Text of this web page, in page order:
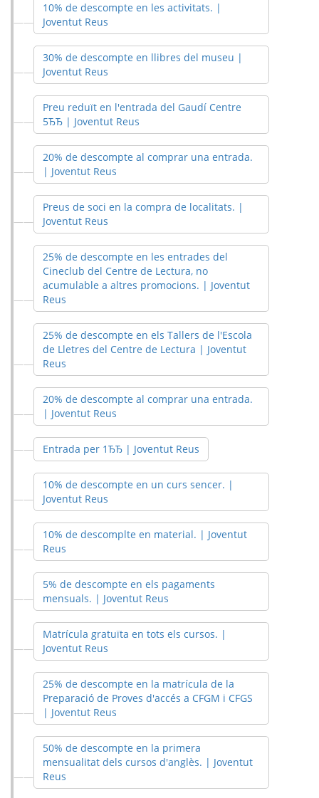
10% de descompte en les activitats. |
Joventut Reus
30% de descompte en llibres del museu |
Joventut Reus
Preu reduït en l'entrada del Gaudí Centre
5ЂЂ | Joventut Reus
20% de descompte al comprar una entrada.
| Joventut Reus
Preus de soci en la compra de localitats. |
Joventut Reus
25% de descompte en les entrades del
Cineclub del Centre de Lectura, no
acumulable a altres promocions. | Joventut
Reus
25% de descompte en els Tallers de l'Escola
de Lletres del Centre de Lectura | Joventut
Reus
20% de descompte al comprar una entrada.
| Joventut Reus
Entrada per 1ЂЂ | Joventut Reus
10% de descompte en un curs sencer. |
Joventut Reus
10% de descomplte en material. | Joventut
Reus
5% de descompte en els pagaments
mensuals. | Joventut Reus
Matrícula gratuïta en tots els cursos. |
Joventut Reus
25% de descompte en la matrícula de la
Preparació de Proves d'accés a CFGM i CFGS
| Joventut Reus
50% de descompte en la primera
mensualitat dels cursos d'anglès. | Joventut
Reus